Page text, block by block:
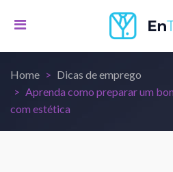
Home
Dicas de emprego
Aprenda como preparar um
com estética